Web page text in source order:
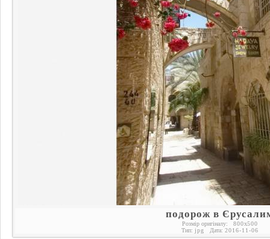
подорож в
Розмір оригіналу: 800x500
Тип: jpg Дата: 2016-11-06